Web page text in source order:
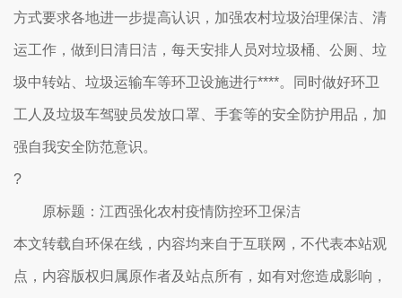
方式要求各地进一步提高认识，加强农村垃圾治理保洁、清
运工作，做到日清日洁，每天安排人员对垃圾桶、公厕、垃
圾中转站、垃圾运输车等环卫设施进行****。同时做好环卫
工人及垃圾车驾驶员发放口罩、手套等的安全防护用品，加
强自我安全防范意识。
?
原标题：江西强化农村疫情防控环卫保洁
本文转载自环保在线，内容均来自于互联网，不代表本站观
点，内容版权归属原作者及站点所有，如有对您造成影响，